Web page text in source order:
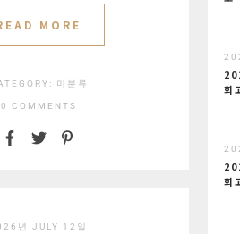
MORE
미분류
0 COMMENTS
년 JULY 12일
회
회